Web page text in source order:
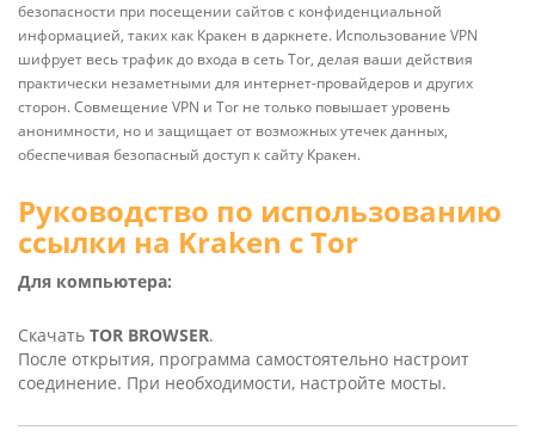
безопасности при посещении сайтов с конфиденциальной
информацией, таких как Кракен в даркнете. Использование VPN
шифрует весь трафик до входа в сеть Tor, делая ваши действия
практически незаметными для интернет-провайдеров и других
сторон. Совмещение VPN и Tor не только повышает уровень
анонимности, но и защищает от возможных утечек данных,
обеспечивая безопасный доступ к сайту Кракен.
Руководство по использованию
ссылки на Kra­ken с Tor
Для компьютера:
Скачать TOR BROWSER.
После открытия, программа самостоятельно настроит
соединение. При необходимости, настройте мосты.